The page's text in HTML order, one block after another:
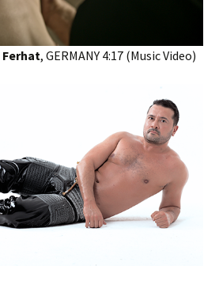
Ferhat, GERMANY 4:17 (Music Video)